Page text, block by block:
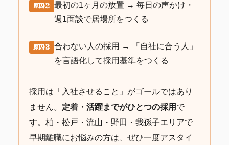
原因②
最初の1ヶ月の放置 → 毎日の声かけ・
週1面談で居場所をつくる
原因③
合わない人の採用 → 「自社に合う人」
を言語化して採用基準をつくる
採用は「入社させること」がゴールではあり
ません。 定着・活躍までがひとつの採用 で
す。柏・松戸・流山・野田・我孫子エリアで
早期離職にお悩みの方は、ぜひ一度アスタイ